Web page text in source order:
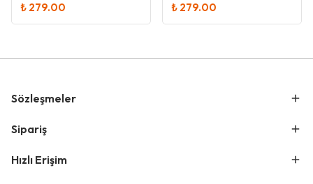
₺ 279.00 ₺ 279.00
Sözleşmeler
Sipariş
Hızlı Erişim